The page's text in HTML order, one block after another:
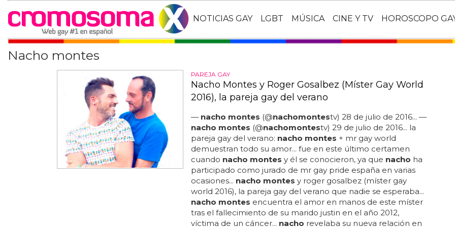
NOTICIAS GAY LGBT MÚSICA CINE Y TV HOROSCOPO
Nacho montes
PAREJA GAY
Nacho Montes y Roger Gosalbez (Míster Gay World
2016), la pareja gay del verano
— nacho montes (@nachomontestv) 28 de julio de 2016... —
nacho montes (@nachomontestv) 29 de julio de 2016... la
pareja gay del verano: nacho montes + mr gay world
demuestran todo su amor... fue en este último certamen
cuando nacho montes y él se conocieron, ya que nacho ha
participado como jurado de mr gay pride españa en varias
ocasiones... nacho montes y roger gosalbez (míster gay
world 2016), la pareja gay del verano que nadie se esperaba...
nacho montes encuentra el amor en manos de este míster
tras el fallecimiento de su marido justin en el año 2012,
víctima de un cáncer... nacho revelaba su nueva relación en